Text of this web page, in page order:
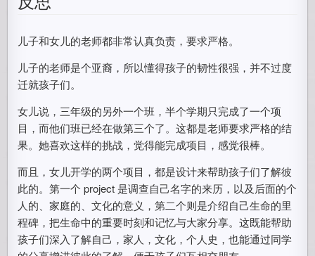
儿子和女儿的老师都非常认真负责，要求严格。
儿子的老师是个亚裔，所以懂得孩子的韧性很强，并不过度
迁就孩子们。
女儿说，三年级的另外一个班，半个学期只完成了一个项
目，而他们班已经在做第三个了。这都是老师要求严格的结
果。她喜欢这样的挑战，觉得能完成项目，感觉很棒。
而且，女儿开学的两个项目，都是设计来帮助孩子们了解彼
此的。第一个 project 是调查自己名字的来历，以及后面的个
人的、家庭的、文化的意义，第二个则是介绍自己生命的里
程碑，把生命中的重要时刻和记忆与大家分享。这既能帮助
孩子们深入了解自己，家人，文化，个人史，也能通过同学